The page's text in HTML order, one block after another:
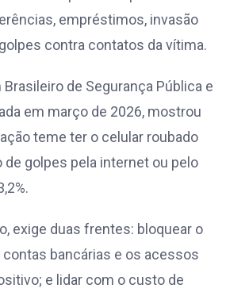
empréstimos, invasão
contra contatos da vítima.
de Segurança Pública e
em março de 2026, mostrou
teme ter o celular roubado
de golpes pela internet ou pelo
exige duas frentes: bloquear o
contas bancárias e os acessos
e lidar com o custo de